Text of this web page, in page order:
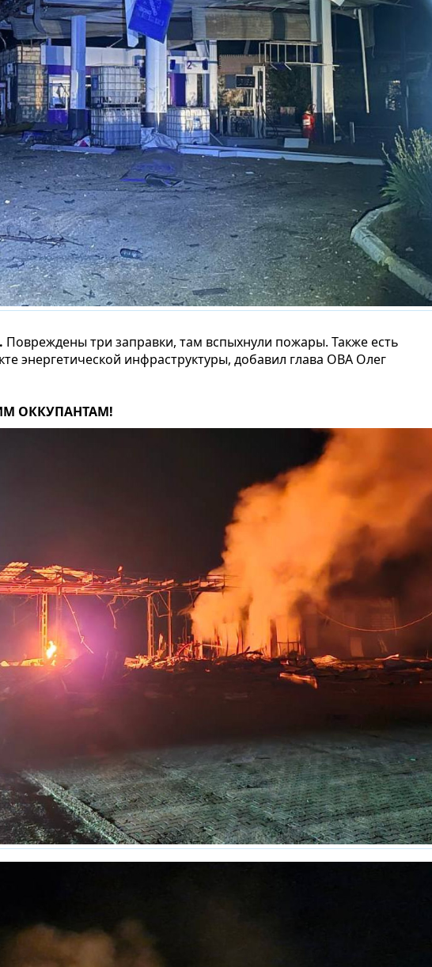
Повреждены три заправки, там вспыхнули пожары. Также есть
энергетической инфраструктуры, добавил глава ОВА Олег
ОККУПАНТАМ!